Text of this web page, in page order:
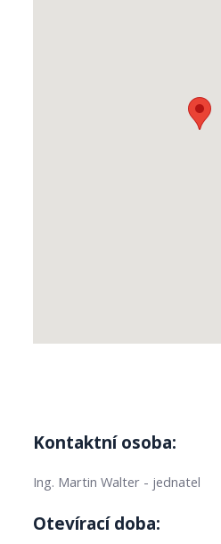
Kontaktní osoba:
Ing. Martin Walter - jednatel
Otevírací doba: